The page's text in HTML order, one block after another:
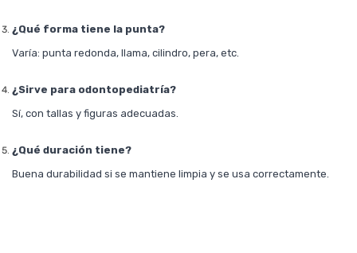
¿Qué forma tiene la punta?
Varía: punta redonda, llama, cilindro, pera, etc.
¿Sirve para odontopediatría?
Sí, con tallas y figuras adecuadas.
¿Qué duración tiene?
Buena durabilidad si se mantiene limpia y se usa correctamente.